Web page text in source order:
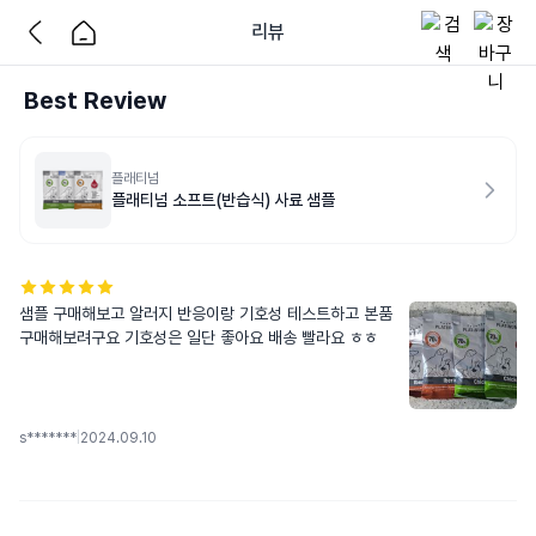
리뷰
Best Review
플래티넘
플래티넘 소프트(반습식) 사료 샘플
샘플 구매해보고 알러지 반응이랑 기호성 테스트하고 본품
구매해보려구요 기호성은 일단 좋아요 배송 빨라요 ㅎㅎ
s******* 2024.09.10